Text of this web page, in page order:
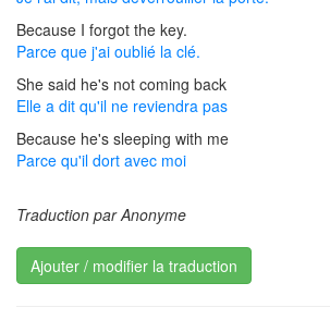
Because I forgot the key.
Parce que j'ai oublié la clé.
She said he's not coming back
Elle a dit qu'il ne reviendra pas
Because he's sleeping with me
Parce qu'il dort avec moi
Traduction par Anonyme
Ajouter / modifier la traduction